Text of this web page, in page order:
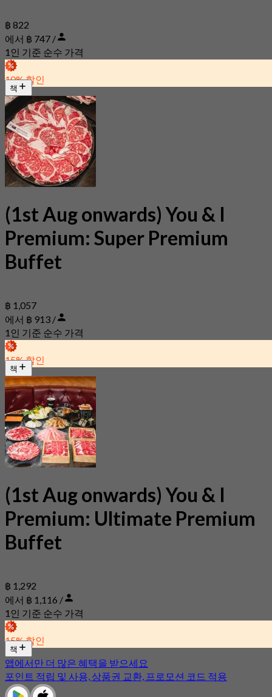
฿ 822
에서 ฿ 747 /
1인 기준 순수 가격
10% 할인
책
(1st Aug onwards) You & I
Premium: Super Premium
Buffet
฿ 1,057
에서 ฿ 913 /
1인 기준 순수 가격
15% 할인
책
(1st Aug onwards) You & I
Premium: Ultimate Premium
Buffet
฿ 1,292
에서 ฿ 1,116 /
1인 기준 순수 가격
15% 할인
책
앱에서만 더 많은 혜택을 받으세요
포인트 적립 및 사용, 상품권 교환, 프로모션 코드 적용